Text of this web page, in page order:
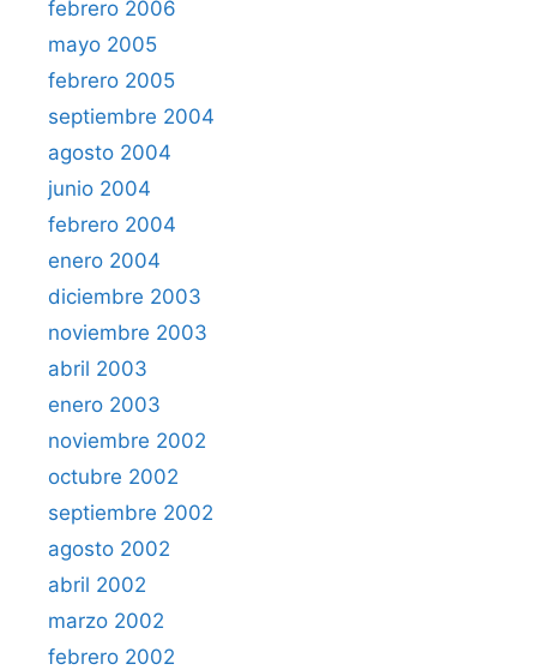
febrero 2006
mayo 2005
febrero 2005
septiembre 2004
agosto 2004
junio 2004
febrero 2004
enero 2004
diciembre 2003
noviembre 2003
abril 2003
enero 2003
noviembre 2002
octubre 2002
septiembre 2002
agosto 2002
abril 2002
marzo 2002
febrero 2002